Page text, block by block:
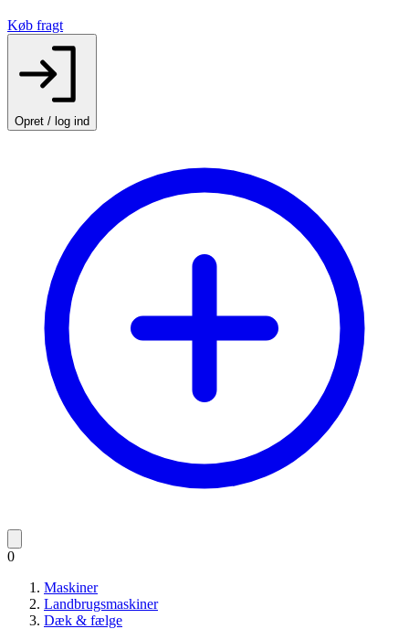
Køb fragt
Opret / log ind
0
Maskiner
Landbrugsmaskiner
Dæk & fælge